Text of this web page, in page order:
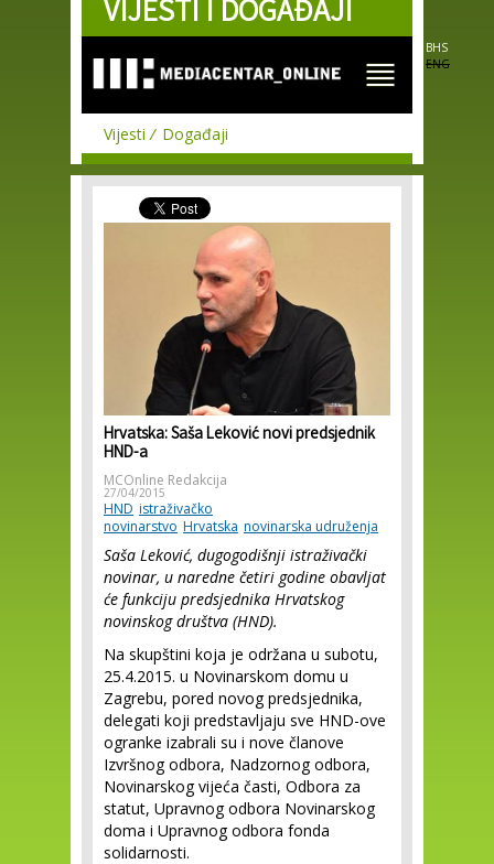
Skip to
main
VIJESTI I DOGAĐAJI
BHS
ENG
Vijesti Događaji
Hrvatska: Saša Leković novi predsjednik
HND-a
MCOnline Redakcija
27/04/2015
HND istraživačko
novinarstvo Hrvatska novinarska udruženja
Saša Leković, dugogodišnji istraživački
novinar, u naredne četiri godine obavljat
će funkciju predsjednika Hrvatskog
novinskog društva (HND).
Na skupštini koja je održana u subotu,
25.4.2015. u Novinarskom domu u
Zagrebu, pored novog predsjednika,
delegati koji predstavljaju sve HND-ove
ogranke izabrali su i nove članove
Izvršnog odbora, Nadzornog odbora,
Novinarskog vijeća časti, Odbora za
statut, Upravnog odbora Novinarskog
doma i Upravnog odbora fonda
solidarnosti.